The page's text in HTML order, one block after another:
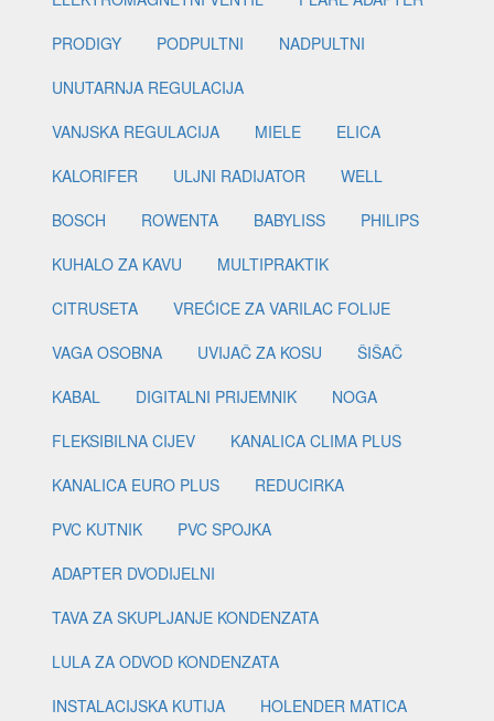
PRODIGY
PODPULTNI
NADPULTNI
UNUTARNJA REGULACIJA
VANJSKA REGULACIJA
MIELE
ELICA
KALORIFER
ULJNI RADIJATOR
WELL
BOSCH
ROWENTA BABYLISS
PHILIPS
KUHALO ZA KAVU
MULTIPRAKTIK
CITRUSETA
VREĆICE ZA VARILAC FOLIJE
VAGA OSOBNA
UVIJAČ ZA KOSU
ŠIŠAČ
KABAL
DIGITALNI PRIJEMNIK
NOGA
FLEKSIBILNA CIJEV
KANALICA CLIMA PLUS
KANALICA EURO PLUS
REDUCIRKA
PVC KUTNIK
PVC SPOJKA
ADAPTER DVODIJELNI
TAVA ZA SKUPLJANJE KONDENZATA
LULA ZA ODVOD KONDENZATA
INSTALACIJSKA KUTIJA
HOLENDER MATICA